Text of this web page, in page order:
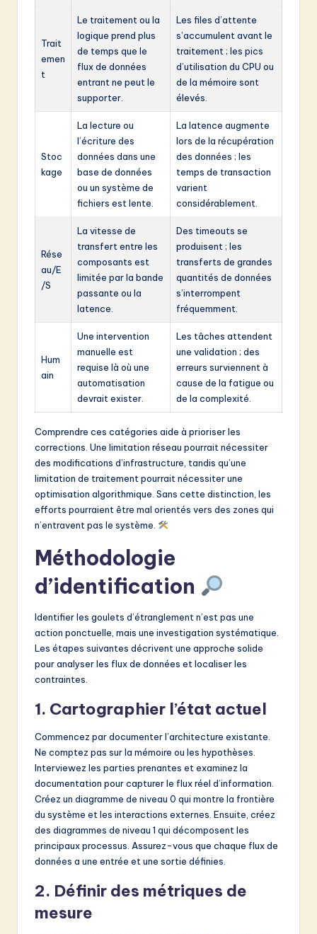
Trait
emen
t
Le traitement ou la
logique prend plus
de temps que le
flux de données
entrant ne peut le
supporter.
Les files d’attente
s’accumulent avant le
traitement ; les pics
d’utilisation du CPU ou
de la mémoire sont
élevés.
Stoc
kage
La lecture ou
l’écriture des
données dans une
base de données
ou un système de
fichiers est lente.
La latence augmente
lors de la récupération
des données ; les
temps de transaction
varient
considérablement.
Rése
au/E
/S
La vitesse de
transfert entre les
composants est
limitée par la bande
passante ou la
latence.
Des timeouts se
produisent ; les
transferts de grandes
quantités de données
s’interrompent
fréquemment.
Hum
ain
Une intervention
manuelle est
requise là où une
automatisation
devrait exister.
Les tâches attendent
une validation ; des
erreurs surviennent à
cause de la fatigue ou
de la complexité.
Comprendre ces catégories aide à prioriser les
corrections. Une limitation réseau pourrait nécessiter
des modifications d’infrastructure, tandis qu’une
limitation de traitement pourrait nécessiter une
optimisation algorithmique. Sans cette distinction, les
efforts pourraient être mal orientés vers des zones qui
n’entravent pas le système.
Méthodologie
d’identification
Identifier les goulets d’étranglement n’est pas une
action ponctuelle, mais une investigation systématique.
Les étapes suivantes décrivent une approche solide
pour analyser les flux de données et localiser les
contraintes.
1. Cartographier l’état actuel
Commencez par documenter l’architecture existante.
Ne comptez pas sur la mémoire ou les hypothèses.
Interviewez les parties prenantes et examinez la
documentation pour capturer le flux réel d’information.
Créez un diagramme de niveau 0 qui montre la frontière
du système et les interactions externes. Ensuite, créez
des diagrammes de niveau 1 qui décomposent les
principaux processus. Assurez-vous que chaque flux de
données a une entrée et une sortie définies.
2. Définir des métriques de
mesure